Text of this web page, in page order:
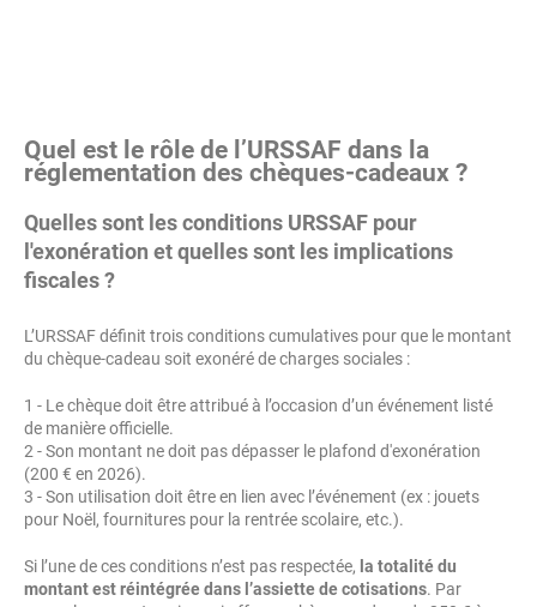
Quel est le rôle de l’URSSAF dans la
réglementation des chèques-cadeaux ?
Quelles sont les conditions URSSAF pour
l'exonération et quelles sont les implications
fiscales ?
L’URSSAF définit trois conditions cumulatives pour que le montant
du chèque-cadeau soit exonéré de charges sociales :
1 - Le chèque doit être attribué à l’occasion d’un événement listé
de manière officielle.
2 - Son montant ne doit pas dépasser le plafond d'exonération
(200 € en 2026).
3 - Son utilisation doit être en lien avec l’événement (ex : jouets
pour Noël, fournitures pour la rentrée scolaire, etc.).
Si l’une de ces conditions n’est pas respectée, la totalité du
montant est réintégrée dans l’assiette de cotisations. Par